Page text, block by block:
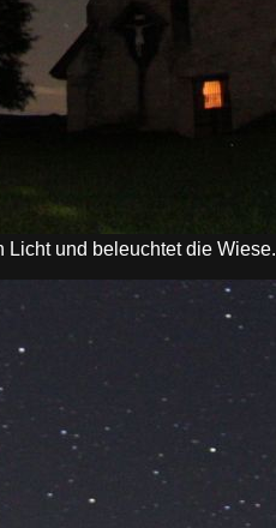
Licht und beleuchtet die Wiese.